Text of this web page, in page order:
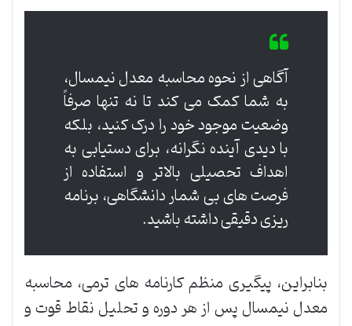
آگاهی از نحوه محاسبه معدل نیمسال،
به شما کمک می کند تا نه تنها صرفاً
وضعیت موجود خود را درک کنید، بلکه
با دیدی آینده نگرانه، برای دستیابی به
اهداف تحصیلی بالاتر و استفاده از
فرصت های بی شمار دانشگاهی، برنامه
ریزی دقیقی داشته باشید.
بنابراین، پیگیری منظم کارنامه های ترمی، محاسبه
معدل نیمسال پس از هر دوره و تحلیل نقاط قوت و